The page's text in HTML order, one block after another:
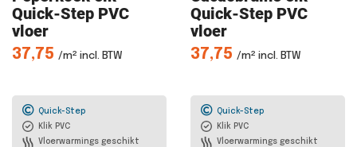
Quick-Step PVC
vloer
37,75 /m² incl. BTW
Quick-Step
Klik PVC
Vloerwarmings geschikt
Quick-Step PVC
vloer
37,75 /m² incl. BTW
Quick-Step
Klik PVC
Vloerwarmings geschikt